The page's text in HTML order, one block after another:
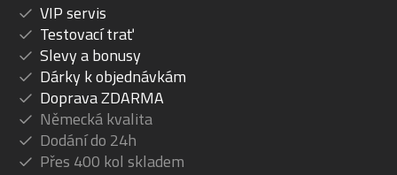
VIP servis
Testovací trať
Slevy a bonusy
Dárky k objednávkám
Doprava ZDARMA
Německá kvalita
Dodání do 24h
Přes 400 kol skladem